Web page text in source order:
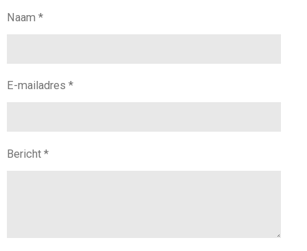
Naam *
E-mailadres *
Bericht *